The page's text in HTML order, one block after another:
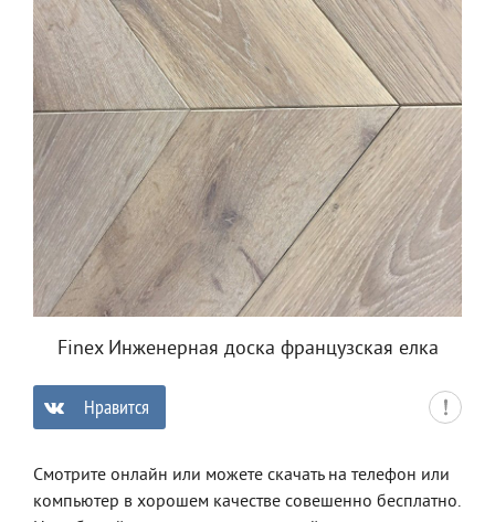
Finex Инженерная доска французская елка
Нравится
Смотрите онлайн или можете скачать на телефон или
компьютер в хорошем качестве совешенно бесплатно.